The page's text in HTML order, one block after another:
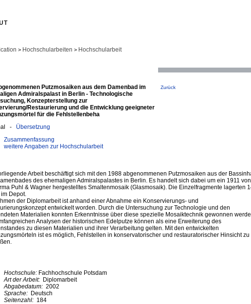
> Hochschularbeiten > Hochschularbeit
Putzmosaiken aus dem Damenbad im
Admiralspalast in Berlin - Technologische
Konzepterstellung zur
Restaurierung und die Entwicklung geeigneter
für die Fehlstellenbeha
Zurück
- Übersetzung
Zusammenfassung
weitere Angaben zur Hochschularbeit
Arbeit beschäftigt sich mit den 1988 abgenommenen Putzmosaiken aus der
des ehemaligen Admiralspalastes in Berlin. Es handelt sich dabei um ein 1911 von
Puhl & Wagner hergestelltes Smaltenmosaik (Glasmosaik). Die Einzelfragmente lagerten
Depot.
der Diplomarbeit ist anhand einer Abnahme ein Konservierungs- und
entwickelt worden. Durch die Untersuchung zur Technologie und den
Materialien konnten Erkenntnisse über diese spezielle Mosaiktechnik gewonnen
Analysen der historischen Edelputze können als eine Erweiterung des
zu diesen Materialien und ihrer Verarbeitung gelten. Mit den entwickelten
ist es möglich, Fehlstellen in konservatorischer und restauratorischer Hinsicht zu
Hochschule: Fachhochschule Potsdam
Art der Arbeit: Diplomarbeit
Abgabedatum: 2002
Sprache: Deutsch
Seitenzahl: 184